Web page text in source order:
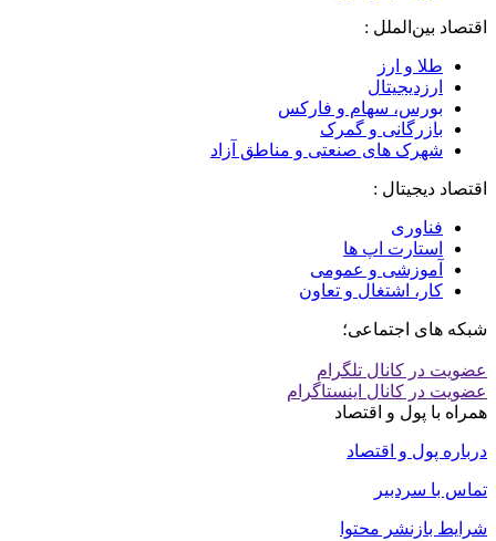
اقتصاد بین‌الملل :
طلا و ارز
ارزدیجیتال
بورس، سهام و فارکس
بازرگانی و گمرک
شهرک های صنعتی و مناطق آزاد
اقتصاد دیجیتال :
فناوری
استارت اپ ها
آموزشی و عمومی
کار، اشتغال و تعاون
شبکه های اجتماعی؛
عضویت در کانال تلگرام
عضویت در کانال اینستاگرام
همراه با پول و اقتصاد
درباره پول و اقتصاد
تماس با سردبیر
شرایط بازنشر محتوا